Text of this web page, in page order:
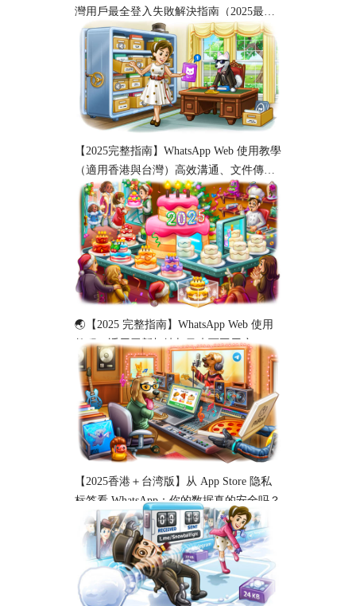
灣用戶最全登入失敗解決指南（2025最
新）
【2025完整指南】WhatsApp Web 使用教學
（適用香港與台灣）高效溝通、文件傳輸
與工作協作必備！
🌏【2025 完整指南】WhatsApp Web 使用
教程（适用于新加坡与马来西亚用户）
【2025香港＋台湾版】从 App Store 隐私
标签看 WhatsApp：你的数据真的安全吗？